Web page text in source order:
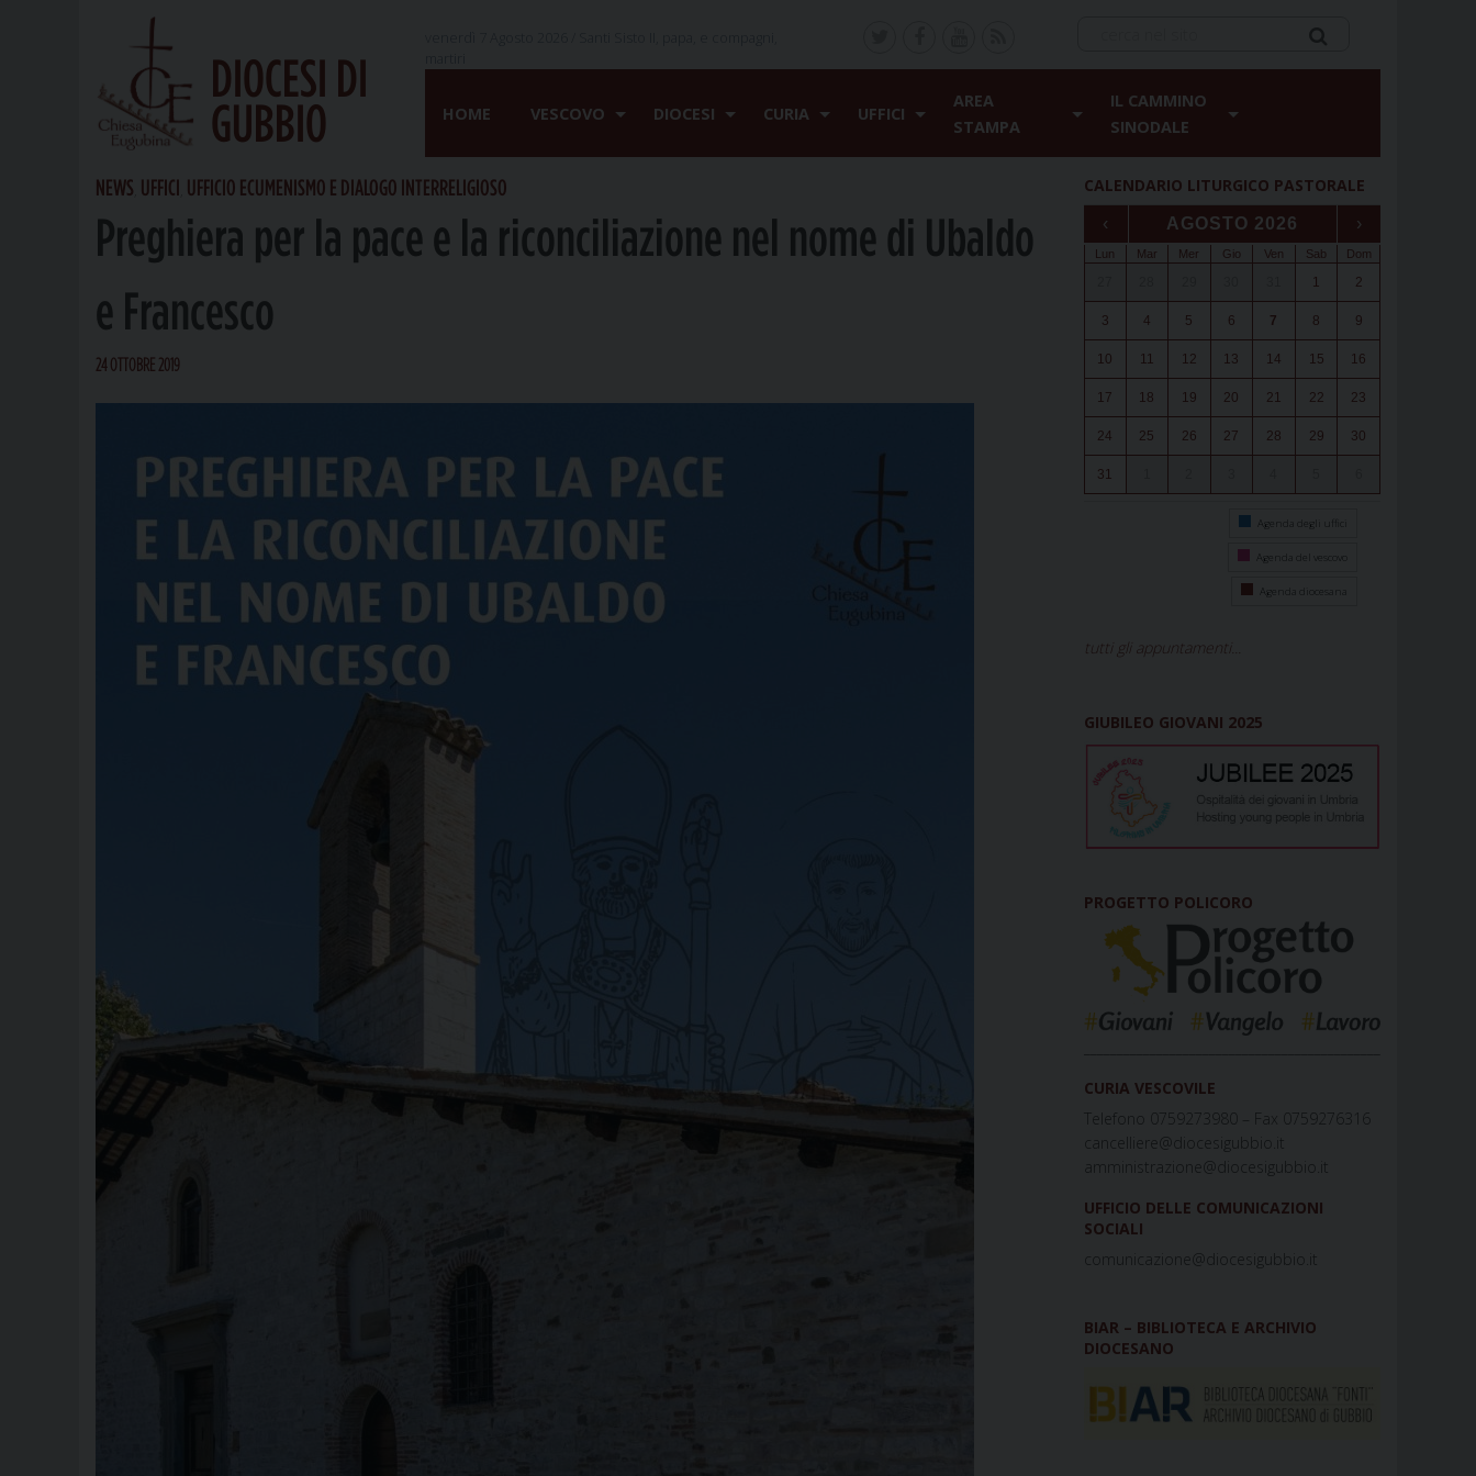
DIOCESI DI
GUBBIO
HOME VESCOVO DIOCESI CURIA UFFICI
AREA
STAMPA
IL CAMMINO
SINODALE
NEWS UFFICI UFFICIO ECUMENISMO E DIALOGO INTERRELIGIOSO
Preghiera per la pace e la riconciliazione nel nome di Ubaldo
e Francesco
24 OTTOBRE 2019
CALENDARIO LITURGICO PASTORALE
‹ AGOSTO 2026 ›
Lun Mar Mer Gio Ven Sab Dom
1 2
3 4 5 6 7 8 9
10 11 12 13 14 15 16
17 18 19 20 21 22 23
24 25 26 27 28 29 30
31
Agenda degli uffici
Agenda del vescovo
Agenda diocesana
tutti gli appuntamenti...
GIUBILEO GIOVANI 2025
PROGETTO POLICORO
CURIA VESCOVILE
Telefono 0759273980 – Fax 0759276316
cancelliere@diocesigubbio.it
amministrazione@diocesigubbio.it
UFFICIO DELLE COMUNICAZIONI
SOCIALI
comunicazione@diocesigubbio.it
BIAR – BIBLIOTECA E ARCHIVIO
DIOCESANO